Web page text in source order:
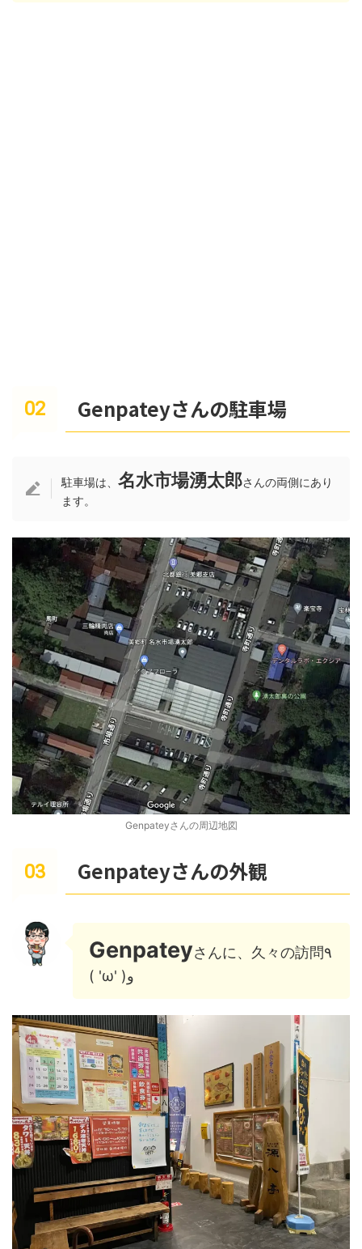
Genpateyさんの駐車場
駐車場は、名水市場湧太郎さんの両側にあり
ます。
Genpateyさんの周辺地図
Genpateyさんの外観
Genpateyさんに、久々の訪問٩
( 'ω' )و